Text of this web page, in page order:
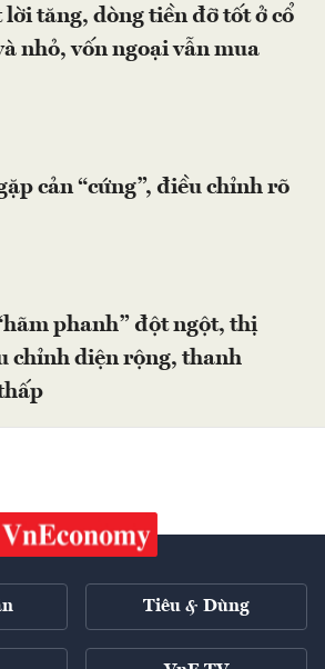
lời tăng, dòng tiền đỡ tốt ở cổ
nhỏ, vốn ngoại vẫn mua
cản “cứng”, điều chỉnh rõ
phanh” đột ngột, thị
chỉnh diện rộng, thanh
Tiêu & Dùng